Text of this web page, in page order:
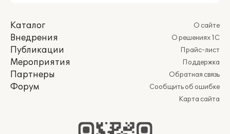
Каталог
Внедрения
Публикации
Мероприятия
Партнеры
Форум
О сайте
О решениях 1С
Прайс-лист
Поддержка
Обратная связь
Сообщить об ошибке
Карта сайта